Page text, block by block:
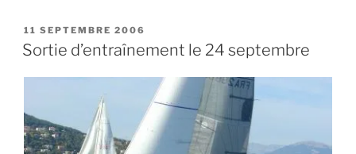
PUBLIÉ
LE
11 SEPTEMBRE 2006
Sortie d’entraînement le 24 septembre